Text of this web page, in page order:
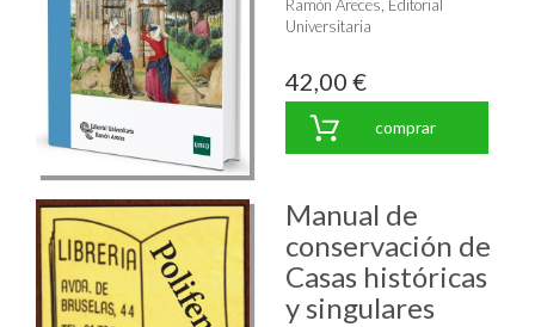
Ramón Areces, Editorial
Universitaria
42,00 €
comprar
Manual de
conservación de
Casas históricas
y singulares